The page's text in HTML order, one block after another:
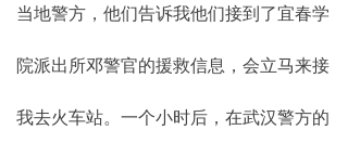
当地警方，他们告诉我他们接到了宜春学
院派出所邓警官的援救信息，会立马来接
我去火车站。一个小时后，在武汉警方的